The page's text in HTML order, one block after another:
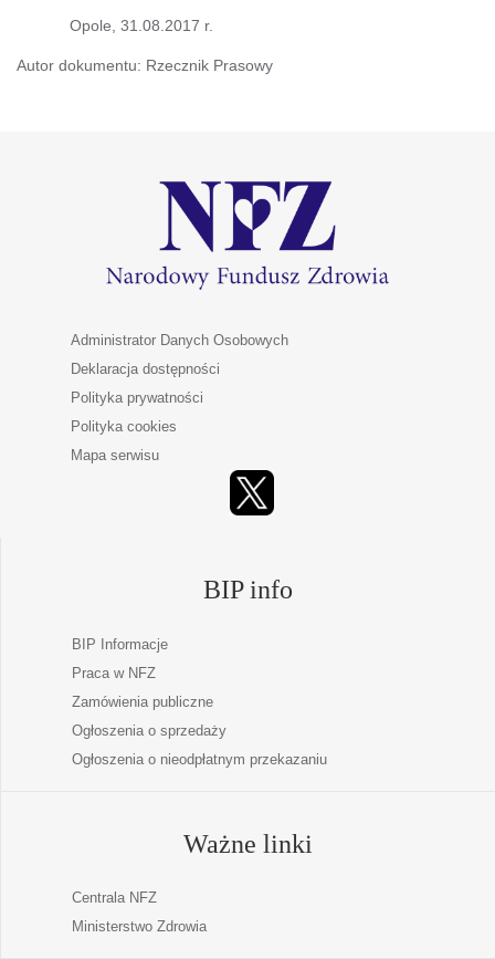
Opole, 31.08.2017 r.
Autor dokumentu: Rzecznik Prasowy
Administrator Danych Osobowych
Deklaracja dostępności
Polityka prywatności
Polityka cookies
Mapa serwisu
BIP info
BIP Informacje
Praca w NFZ
Zamówienia publiczne
Ogłoszenia o sprzedaży
Ogłoszenia o nieodpłatnym przekazaniu
Ważne linki
Centrala NFZ
Ministerstwo Zdrowia